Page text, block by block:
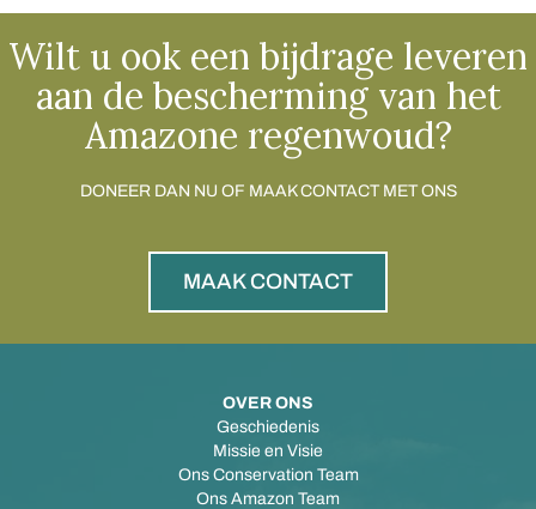
Wilt u ook een bijdrage leveren
aan de bescherming van het
Amazone regenwoud?
DONEER DAN NU OF MAAK CONTACT MET ONS
MAAK CONTACT
OVER ONS
Geschiedenis
Missie en Visie
Ons Conservation Team
Ons Amazon Team